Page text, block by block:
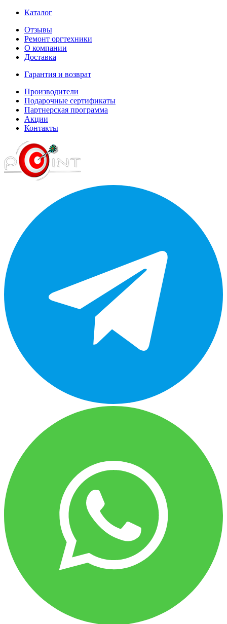
Каталог
Отзывы
Ремонт оргтехники
О компании
Доставка
Гарантия и возврат
Производители
Подарочные сертификаты
Партнерская программа
Акции
Контакты